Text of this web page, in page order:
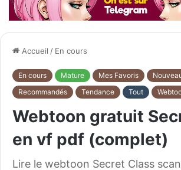
Accueil / En cours
En cours Mature Mes Favoris
Recommandés
Tendance Tout
Webtoon gratuit
en vf pdf (complet)
Lire le webtoon Secret Class